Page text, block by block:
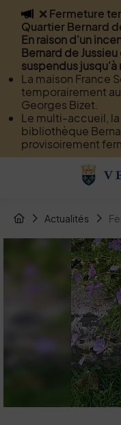
Flash info
❌ Fermeture
Quartier Bernard
En raison d'un
Bernard de
suspendus jusqu'à
La maison France
temporairement au
Georges Bizet.
Le multi-accueil,
bibliothèque
provisoirement
Menu de raccourcis
Menu
Recherche
Page de contact
Contenu
Fil d'Arianne de la
Page d'accueil du site
Actualités
Image d'illustration